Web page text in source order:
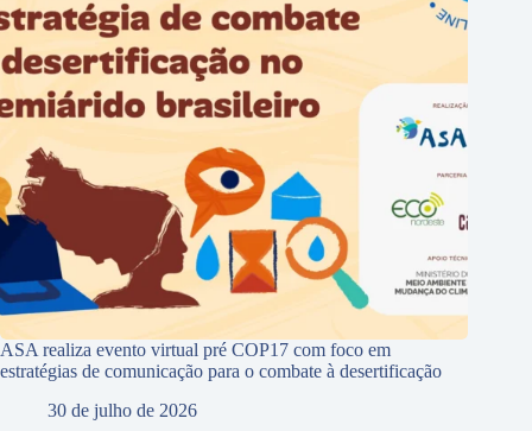
ASA realiza evento virtual pré COP17 com foco em
estratégias de comunicação para o combate à desertificação
30 de julho de 2026